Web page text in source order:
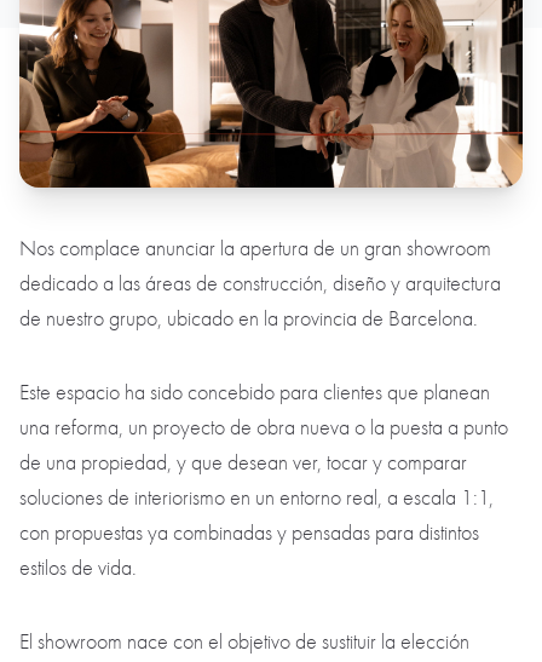
Nos complace anunciar la apertura de un gran showroom
dedicado a las áreas de construcción, diseño y arquitectura
de nuestro grupo, ubicado en la provincia de Barcelona.
Este espacio ha sido concebido para clientes que planean
una reforma, un proyecto de obra nueva o la puesta a punto
de una propiedad, y que desean ver, tocar y comparar
soluciones de interiorismo en un entorno real, a escala 1:1,
con propuestas ya combinadas y pensadas para distintos
estilos de vida.
El showroom nace con el objetivo de sustituir la elección